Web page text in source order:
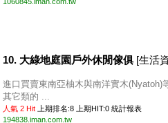
10. 大綠地庭園戶外休閒傢俱 [生活
進口買賣東南亞柚木與南洋實木(Nyatoh)
其它類的 ...
人氣 2 Hit 上期排名:8 上期HIT:0 統計報表
194838.iman.com.tw